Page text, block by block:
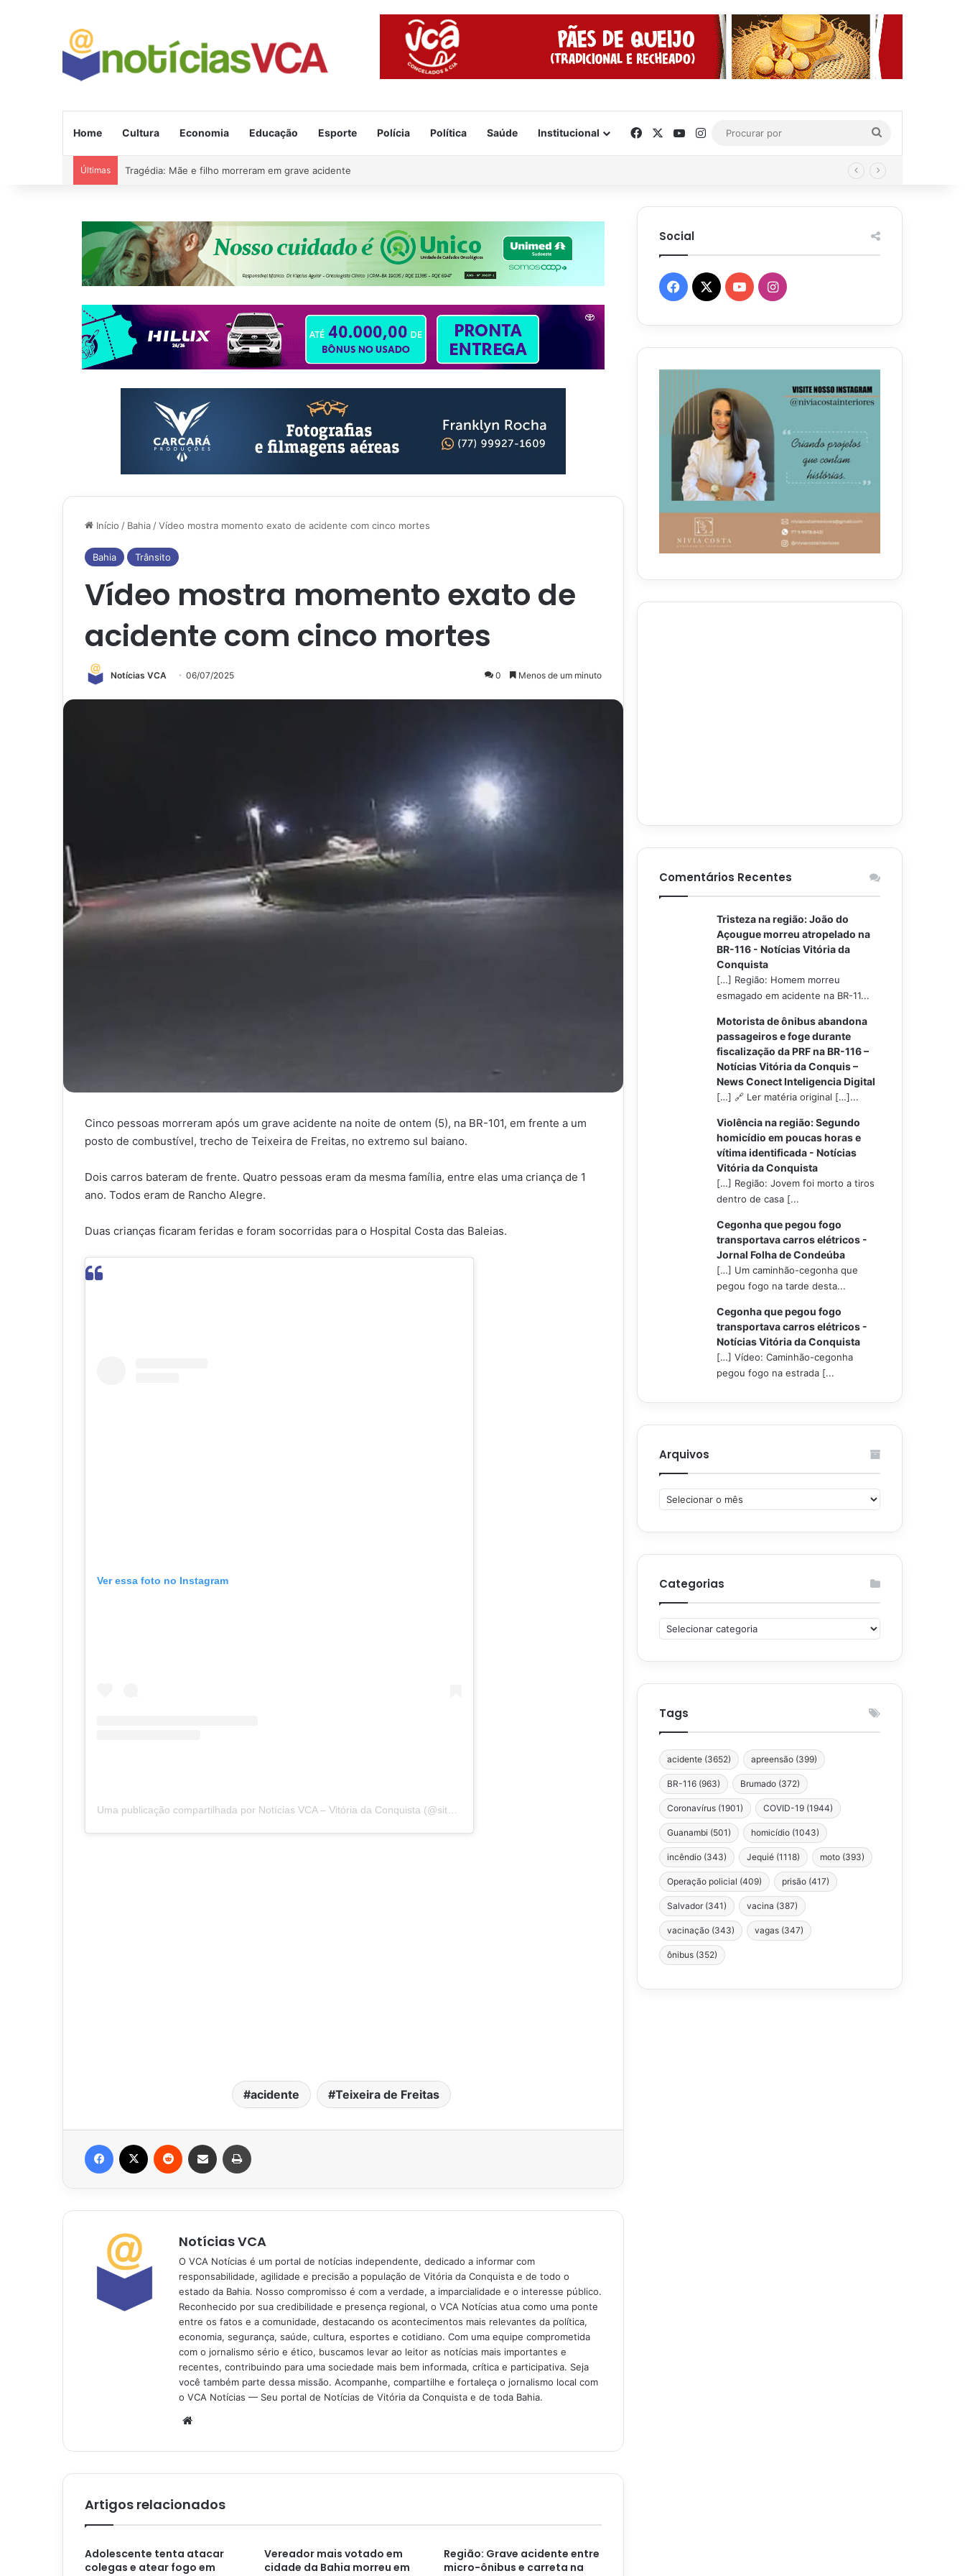
Home Cultura Economia Educação Esporte Polícia Política Saúde Institucional FacebookYouTube
Instagram
por
Últimas Tragédia: Mãe e filho morreram em grave acidente
Início / Bahia /Vídeo mostra momento exato de acidente com cinco mortes
Bahia Trânsito
Vídeo mostra momento exato de
acidente com cinco mortes
Notícias VCA 06/07/2025 0 Menos de um minuto
Cinco pessoas morreram após um grave acidente na noite de ontem (5), na BR-101, em frente a um
posto de combustível, trecho de Teixeira de Freitas, no extremo sul baiano.
Dois carros bateram de frente. Quatro pessoas eram da mesma família, entre elas uma criança de 1
ano. Todos eram de Rancho Alegre.
Duas crianças ficaram feridas e foram socorridas para o Hospital Costa das Baleias.
Ver essa foto no Instagram
acidente Teixeira de Freitas
Facebook Reddit Compartilhar via e-mail
Notícias VCA
O VCA Notícias é um portal de notícias independente, dedicado a informar com
responsabilidade, agilidade e precisão a população de Vitória da Conquista e de todo o
estado da Bahia. Nosso compromisso é com a verdade, a imparcialidade e o interesse público.
Reconhecido por sua credibilidade e presença regional, o VCA Notícias atua como uma ponte
entre os fatos e a comunidade, destacando os acontecimentos mais relevantes da política,
economia, segurança, saúde, cultura, esportes e cotidiano. Com uma equipe comprometida
com o jornalismo sério e ético, buscamos levar ao leitor as notícias mais importantes e
recentes, contribuindo para uma sociedade mais bem informada, crítica e participativa. Seja
você também parte dessa missão. Acompanhe, compartilhe e fortaleça o jornalismo local com
o VCA Notícias — Seu portal de Notícias de Vitória da Conquista e de toda Bahia.
Artigos relacionados
Adolescente tenta atacar
colegas e atear fogo em
Vereador mais votado em
cidade da Bahia morreu em
Região: Grave acidente entre
micro-ônibus e carreta na
Social
Facebook
X YouTubeInstagram
Comentários Recentes
Tristeza na região: João do
Açougue morreu atropelado na
BR-116 - Notícias Vitória da
Conquista
[…] Região: Homem morreu
esmagado em acidente na BR-11...
Motorista de ônibus abandona
passageiros e foge durante
fiscalização da PRF na BR-116 –
Notícias Vitória da Conquis –
News Conect Inteligencia Digital
[…] 🔗 Ler matéria original […]...
Violência na região: Segundo
homicídio em poucas horas e
vítima identificada - Notícias
Vitória da Conquista
[…] Região: Jovem foi morto a tiros
dentro de casa [...
Cegonha que pegou fogo
transportava carros elétricos -
Jornal Folha de Condeúba
[…] Um caminhão-cegonha que
pegou fogo na tarde desta...
Cegonha que pegou fogo
transportava carros elétricos -
Notícias Vitória da Conquista
[…] Vídeo: Caminhão-cegonha
pegou fogo na estrada [...
Arquivos
Arquivos
Categorias
Categorias
Tags
acidente (3652) apreensão (399)
BR-116 (963) Brumado (372)
Coronavírus (1901) COVID-19 (1944)
Guanambi (501) homicídio (1043)
incêndio (343) Jequié (1118) moto (393)
Operação policial (409) prisão (417)
Salvador (341) vacina (387)
vacinação (343) vagas (347)
ônibus (352)